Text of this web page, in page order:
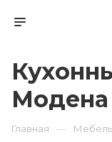
Модена
Главная — Мебель